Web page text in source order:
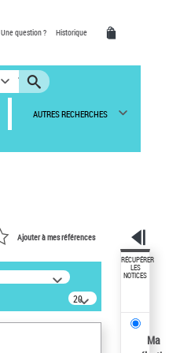
Une question ? Historique
AUTRES RECHERCHES
Ajouter à mes références
20
résultats/page
RÉCUPÉRER
LES
NOTICES
Ma